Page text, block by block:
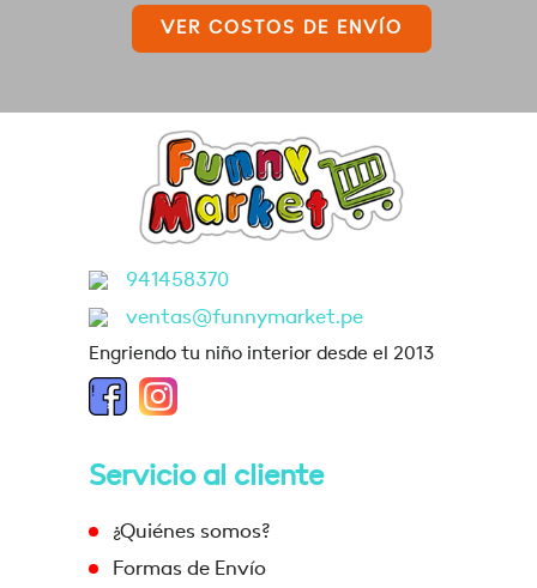
VER COSTOS DE ENVÍO
941458370
ventas@funnymarket.pe
Engriendo tu niño interior desde el 2013
Servicio al cliente
¿Quiénes somos?
Formas de Envío